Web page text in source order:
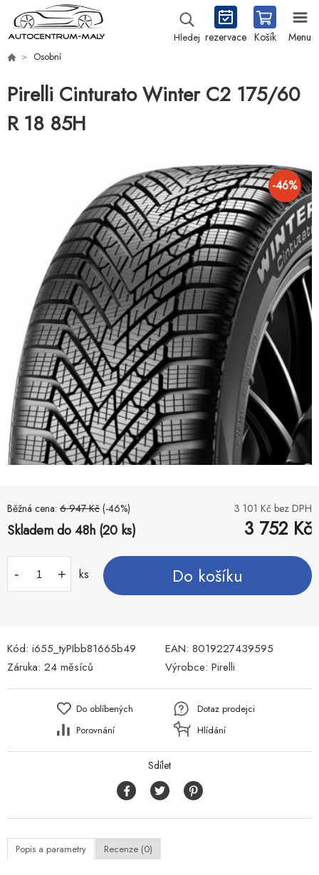
Hledej rezervace Košík Menu
Osobní
Pirelli Cinturato Winter C2 175/60
R 18 85H
-46%
Běžná cena: 6 947 Kč (-46%) 3 101 Kč bez DPH
Skladem do 48h (20 ks) 3 752 Kč
- + ks Do košíku
Kód: i655_tyPIbb81665b49 EAN: 8019227439595
Záruka: 24 měsíců Výrobce: Pirelli
Do oblíbených
Porovnání
Dotaz prodejci
Hlídání
Sdílet
Popis a parametry Recenze (0)